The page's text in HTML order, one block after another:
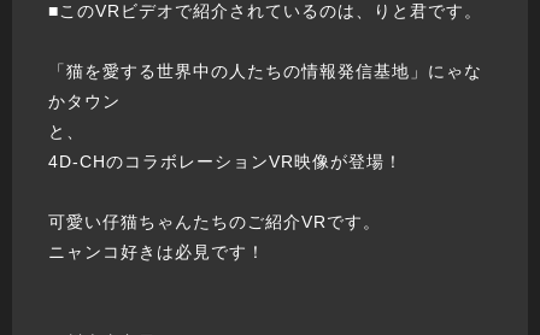
■このVRビデオで紹介されているのは、りと君です。
「猫を愛する世界中の人たちの情報発信基地」にゃな
かタウン
と、
4D-CHのコラボレーションVR映像が登場！
可愛い仔猫ちゃんたちのご紹介VRです。
ニャンコ好きは必見です！